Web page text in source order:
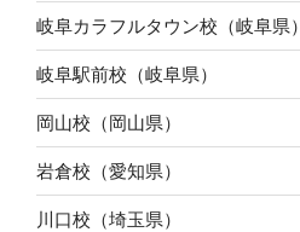
岐阜カラフルタウン校（岐阜県）
岐阜駅前校（岐阜県）
岡山校（岡山県）
岩倉校（愛知県）
川口校（埼玉県）